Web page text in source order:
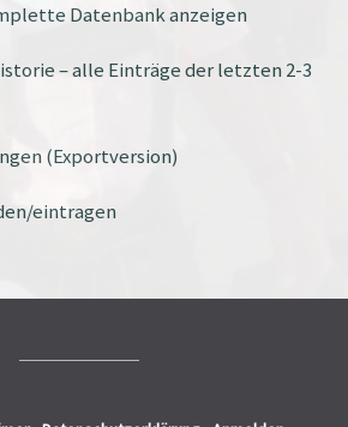
Datenbank anzeigen
– alle Einträge der letzten 2-3
(Exportversion)
eintragen